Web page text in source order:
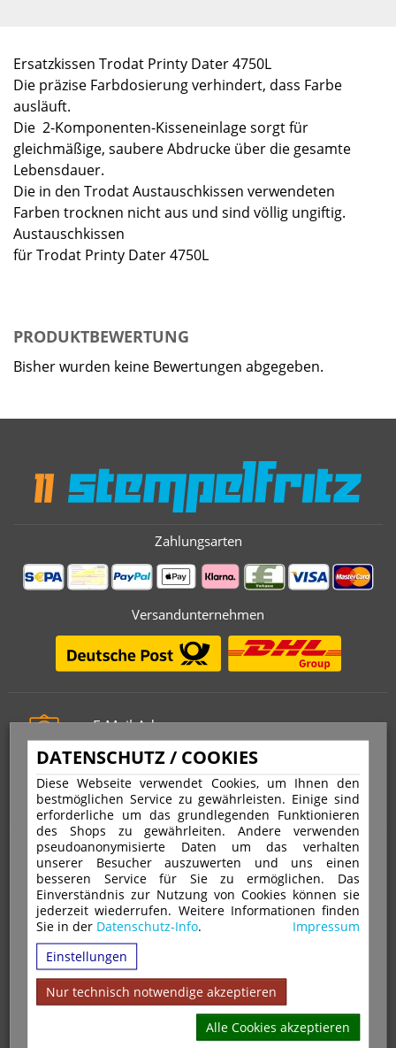
DATENSCHUTZ / COOKIES
Diese Webseite verwendet Cookies, um Ihnen den
bestmöglichen Service zu gewährleisten. Einige sind
erforderliche um das grundlegenden Funktionieren
des Shops zu gewährleiten. Andere verwenden
pseudoanonymisierte Daten um das verhalten
unserer Besucher auszuwerten und uns einen
besseren Service für Sie zu ermöglichen. Das
Einverständnis zur Nutzung von Cookies können sie
jederzeit wiederrufen. Weitere Informationen finden
Sie in der Datenschutz-Info.
Impressum
Einstellungen
Nur technisch notwendige akzeptieren
Alle Cookies akzeptieren
Ersatzkissen Trodat Printy Dater 4750L
Die präzise Farbdosierung verhindert, dass Farbe
ausläuft.
Die 2-Komponenten-Kisseneinlage sorgt für
gleichmäßige, saubere Abdrucke über die gesamte
Lebensdauer.
Die in den Trodat Austauschkissen verwendeten
Farben trocknen nicht aus und sind völlig ungiftig.
Austauschkissen
für Trodat Printy Dater 4750L
PRODUKTBEWERTUNG
Bisher wurden keine Bewertungen abgegeben.
Zahlungsarten
Versandunternehmen
E-Mail-Adresse
info@stempelfritz.de
Telefon
0221 677 812 08
Über uns
VERTRAG WIDERRUFEN
IMPRESSUM
DATENSCHUTZ
WIDERRUFSRECHT
AGB
VERSAND & ZAHLUNGSARTEN
WARENKORB
MAGAZIN